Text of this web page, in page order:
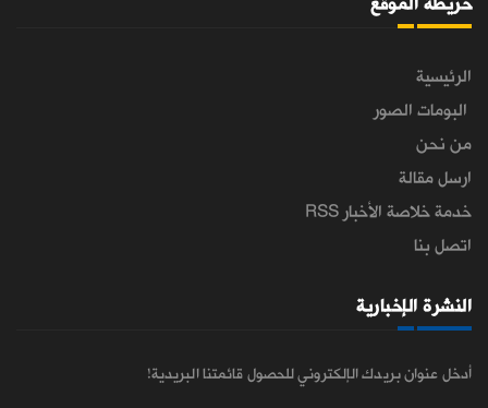
الرئيسية
البومات الصور
من نحن
ارسل مقالة
خدمة خلاصة الأخبار RSS
اتصل بنا
النشرة الإخبارية
أدخل عنوان بريدك الإلكتروني للحصول قائمتنا البريدية!